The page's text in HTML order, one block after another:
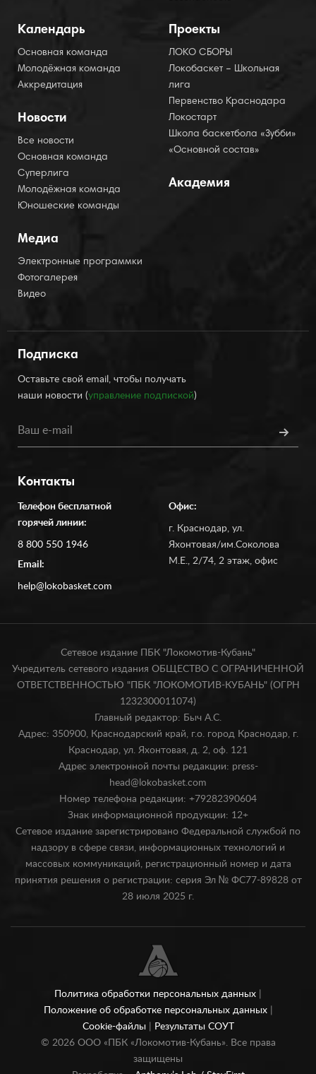
Календарь
Основная команда
Молодёжная команда
Аккредитация
Новости
Все новости
Основная команда
Суперлига
Молодёжная команда
Юношеские команды
Медиа
Электронные программки
Фотогалерея
Видео
Проекты
ЛОКО СБОРЫ
Локобаскет – Школьная
лига
Первенство Краснодара
Локостарт
Школа баскетбола «Зубби»
«Основной состав»
Академия
Подписка
Оставьте свой email, чтобы получать
наши новости (управление подпиской)
Контакты
Телефон бесплатной
горячей линии:
8 800 550 1946
Email:
help@lokobasket.com
Офис:
г. Краснодар, ул.
Яхонтовая/им.Соколова
М.Е., 2/74, 2 этаж, офис
Сетевое издание ПБК "Локомотив-Кубань"
Учредитель сетевого издания ОБЩЕСТВО С ОГРАНИЧЕННОЙ
ОТВЕТСТВЕННОСТЬЮ "ПБК "ЛОКОМОТИВ-КУБАНЬ" (ОГРН
1232300011074)
Главный редактор: Быч А.С.
Адрес: 350900, Краснодарский край, г.о. город Краснодар, г.
Краснодар, ул. Яхонтовая, д. 2, оф. 121
Адрес электронной почты редакции: press-
head@lokobasket.com
Номер телефона редакции: +79282390604
Знак информационной продукции: 12+
Сетевое издание зарегистрировано Федеральной службой по
надзору в сфере связи, информационных технологий и
массовых коммуникаций, регистрационный номер и дата
принятия решения о регистрации: серия Эл № ФС77-89828 от
28 июля 2025 г.
Политика обработки персональных данных
Положение об обработке персональных данных
Cookie-файлы
Результаты СОУТ
© 2026ООО «ПБК «Локомотив-Кубань». Все права
защищены